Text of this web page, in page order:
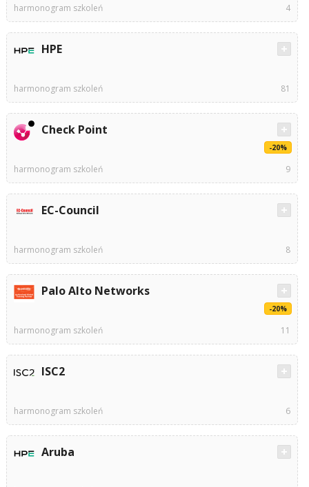
harmonogram szkoleń 4
HPE
harmonogram szkoleń 81
Check Point
-20%
harmonogram szkoleń 9
EC-Council
harmonogram szkoleń 8
Palo Alto Networks
-20%
harmonogram szkoleń 11
ISC2
harmonogram szkoleń 6
Aruba